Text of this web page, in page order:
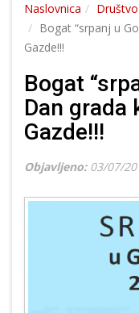
Naslovnica
Društvo
Bogat “srpanj u
Gazde!!!
Bogat
Dan grada
Gazde!!!
Objavljeno: 03/07/